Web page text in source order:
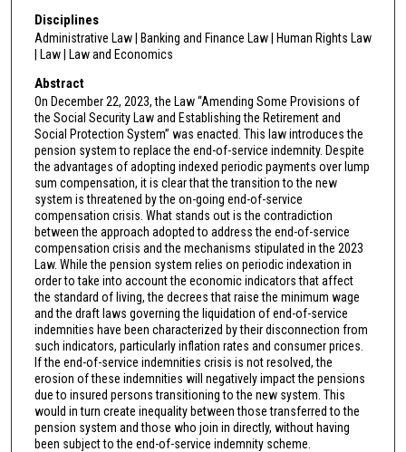
Disciplines
Administrative Law | Banking and Finance Law | Human Rights Law
| Law | Law and Economics
Abstract
On December 22, 2023, the Law “Amending Some Provisions of
the Social Security Law and Establishing the Retirement and
Social Protection System” was enacted. This law introduces the
pension system to replace the end-of-service indemnity. Despite
the advantages of adopting indexed periodic payments over lump
sum compensation, it is clear that the transition to the new
system is threatened by the on-going end-of-service
compensation crisis. What stands out is the contradiction
between the approach adopted to address the end-of-service
compensation crisis and the mechanisms stipulated in the 2023
Law. While the pension system relies on periodic indexation in
order to take into account the economic indicators that affect
the standard of living, the decrees that raise the minimum wage
and the draft laws governing the liquidation of end-of-service
indemnities have been characterized by their disconnection from
such indicators, particularly inflation rates and consumer prices.
If the end-of-service indemnities crisis is not resolved, the
erosion of these indemnities will negatively impact the pensions
due to insured persons transitioning to the new system. This
would in turn create inequality between those transferred to the
pension system and those who join in directly, without having
been subject to the end-of-service indemnity scheme.